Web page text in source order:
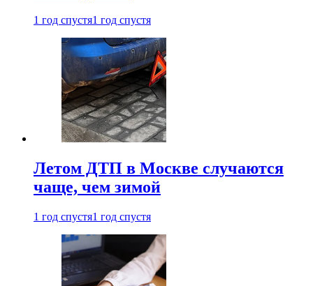
1 год спустя1 год спустя
Летом ДТП в Москве случаются
чаще, чем зимой
1 год спустя1 год спустя